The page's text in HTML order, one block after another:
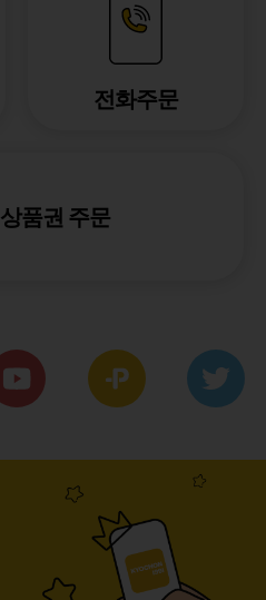
전화주문
상품권 주문